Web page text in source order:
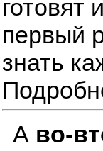
готовят
первый
знать
А во-